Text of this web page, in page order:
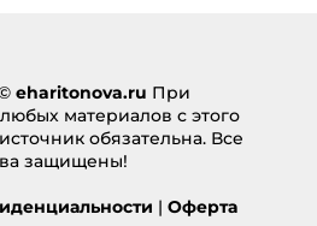
eharitonova.ru При
материалов с этого
обязательна. Все
защищены!
| Оферта